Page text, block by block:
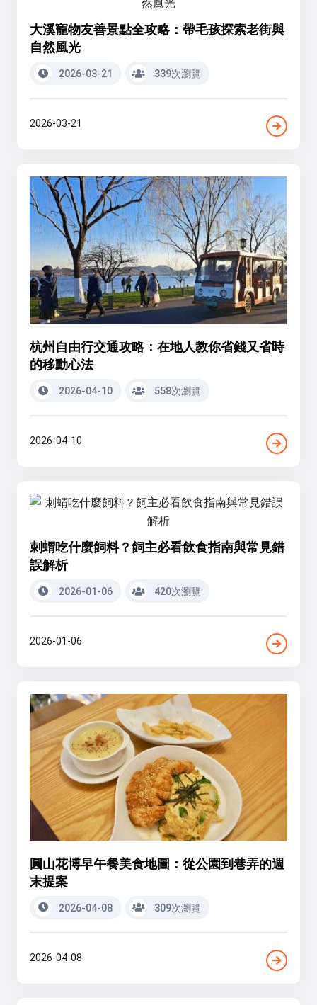
大溪寵物友善景點全攻略：帶毛孩探索老街與
自然風光
2026-03-21 339次瀏覽
2026-03-21
杭州自由行交通攻略：在地人教你省錢又省時
的移動心法
2026-04-10 558次瀏覽
2026-04-10
刺蝟吃什麼飼料？飼主必看飲食指南與常見錯
誤解析
2026-01-06 420次瀏覽
2026-01-06
圓山花博早午餐美食地圖：從公園到巷弄的週
末提案
2026-04-08 309次瀏覽
2026-04-08